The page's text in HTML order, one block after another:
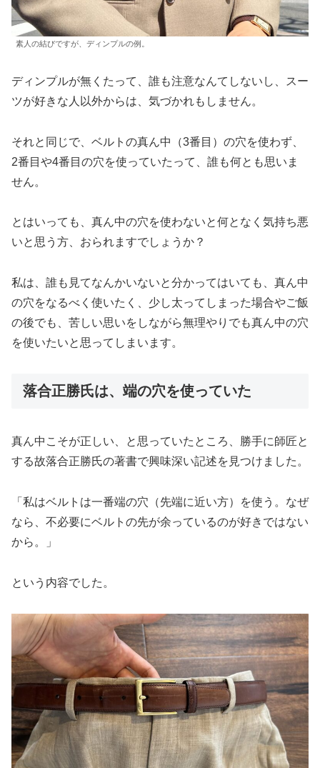
素人の結びですが、ディンプルの例。
ディンプルが無くたって、誰も注意なんてしないし、スー
ツが好きな人以外からは、気づかれもしません。
それと同じで、ベルトの真ん中（3番目）の穴を使わず、
2番目や4番目の穴を使っていたって、誰も何とも思いま
せん。
とはいっても、真ん中の穴を使わないと何となく気持ち悪
いと思う方、おられますでしょうか？
私は、誰も見てなんかいないと分かってはいても、真ん中
の穴をなるべく使いたく、少し太ってしまった場合やご飯
の後でも、苦しい思いをしながら無理やりでも真ん中の穴
を使いたいと思ってしまいます。
落合正勝氏は、端の穴を使っていた
真ん中こそが正しい、と思っていたところ、勝手に師匠と
する故落合正勝氏の著書で興味深い記述を見つけました。
「私はベルトは一番端の穴（先端に近い方）を使う。なぜ
なら、不必要にベルトの先が余っているのが好きではない
から。」
という内容でした。